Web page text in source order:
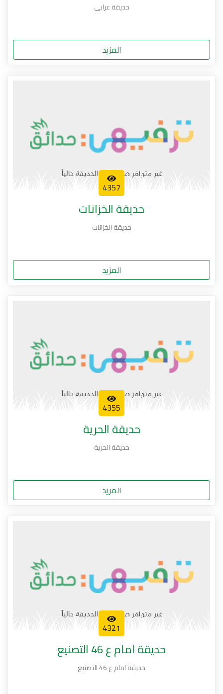
حديقة عرابى
المزيد
4357
حديقة الخزانات
حديقة الخزانات
المزيد
4355
حديقة الحرية
حديقة الحرية
المزيد
4321
حديقة امام ع 46 التصنيع
حديقة امام ع 46 التصنيع